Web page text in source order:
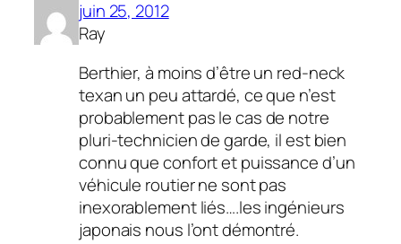
juin 25, 2012
Ray
Berthier, à moins d’être un red-neck
texan un peu attardé, ce que n’est
probablement pas le cas de notre
pluri-technicien de garde, il est bien
connu que confort et puissance d’un
véhicule routier ne sont pas
inexorablement liés….les ingénieurs
japonais nous l’ont démontré.